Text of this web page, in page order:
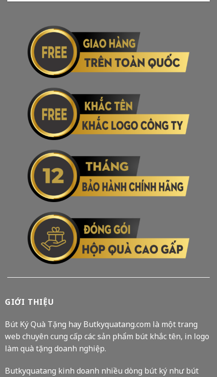
GIỚI THIỆU
Bút Ký Quà Tặng hay Butkyquatang.com là một trang
web chuyên cung cấp các sản phẩm bút khắc tên, in logo
làm quà tặng doanh nghiệp.
Butkyquatang kinh doanh nhiều dòng bút ký như bút